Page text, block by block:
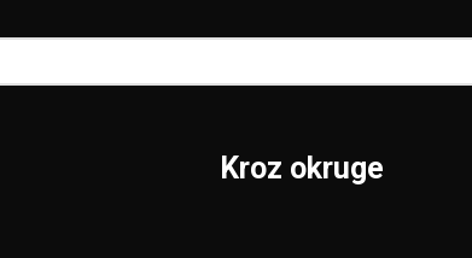
Kroz okruge